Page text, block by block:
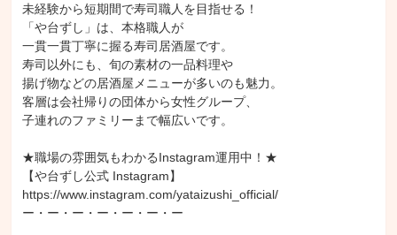
未経験から短期間で寿司職人を目指せる！
「や台ずし」は、本格職人が
一貫一貫丁寧に握る寿司居酒屋です。
寿司以外にも、旬の素材の一品料理や
揚げ物などの居酒屋メニューが多いのも魅力。
客層は会社帰りの団体から女性グループ、
子連れのファミリーまで幅広いです。
★職場の雰囲気もわかるInstagram運用中！★
【や台ずし公式 Instagram】
https://www.instagram.com/yataizushi_official/
ー・ー・ー・ー・ー・ー・ー